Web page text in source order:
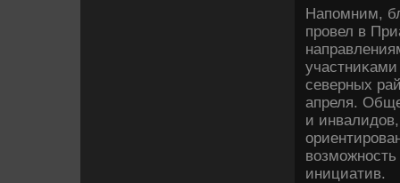
Напомним,
провел в
северных
апреля.
и
инициатив.